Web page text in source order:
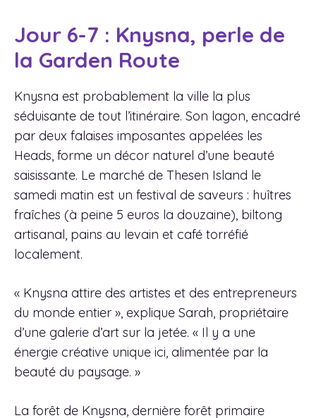
Jour 6-7 : Knysna, perle de
la Garden Route
Knysna est probablement la ville la plus
séduisante de tout l’itinéraire. Son lagon, encadré
par deux falaises imposantes appelées les
Heads, forme un décor naturel d’une beauté
saisissante. Le marché de Thesen Island le
samedi matin est un festival de saveurs : huîtres
fraîches (à peine 5 euros la douzaine), biltong
artisanal, pains au levain et café torréfié
localement.
« Knysna attire des artistes et des entrepreneurs
du monde entier », explique Sarah, propriétaire
d’une galerie d’art sur la jetée. « Il y a une
énergie créative unique ici, alimentée par la
beauté du paysage. »
La forêt de Knysna, dernière forêt primaire